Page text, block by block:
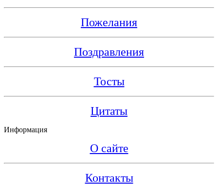
Пожелания
Поздравления
Тосты
Цитаты
Информация
О сайте
Контакты